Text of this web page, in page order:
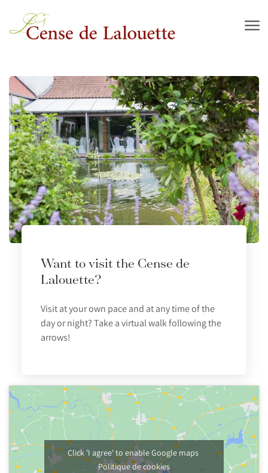
Want to visit the Cense de
Lalouette?
Visit at your own pace and at any time of the
day or night? Take a virtual walk following the
arrows!
Click 'I agree' to enable Google maps
Politique de cookies